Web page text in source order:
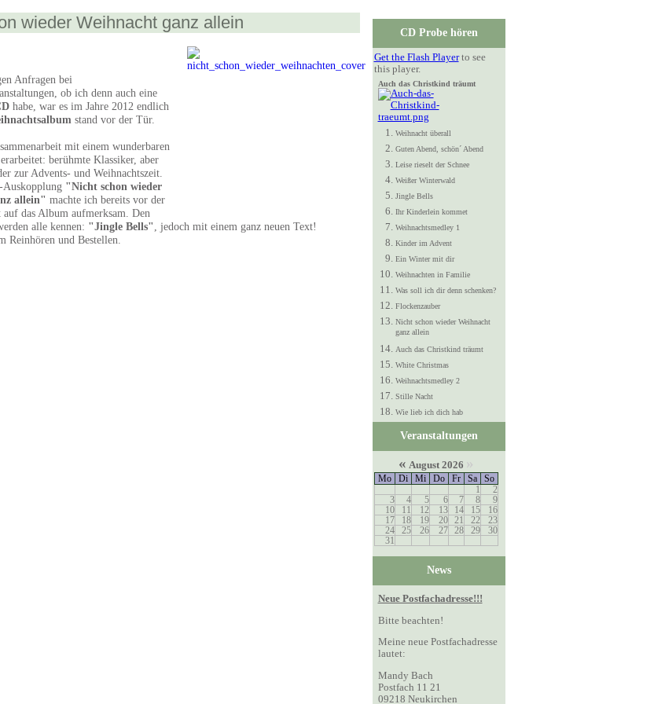
wieder Weihnacht ganz allein
Anfragen bei
ob ich denn auch eine
habe, war es im Jahre 2012 endlich
stand vor der Tür.
mit einem wunderbaren
berühmte Klassiker, aber
zur Advents- und Weihnachtszeit.
"Nicht schon wieder
allein" machte ich bereits vor der
auf das Album aufmerksam. Den
alle kennen: "Jingle Bells" , jedoch mit einem ganz neuen Text!
Reinhören und Bestellen.
CD Probe hören
Get the Flash Playerto see
this player.
Auch das Christkind träumt
Weihnacht überall
Guten Abend, schön´ Abend
Leise rieselt der Schnee
Weißer Winterwald
Jingle Bells
Ihr Kinderlein kommet
Weihnachtsmedley 1
Kinder im Advent
Ein Winter mit dir
Weihnachten in Familie
Was soll ich dir denn schenken?
Flockenzauber
Nicht schon wieder Weihnacht
ganz allein
Auch das Christkind träumt
White Christmas
Weihnachtsmedley 2
Stille Nacht
Wie lieb ich dich hab
Veranstaltungen
« August 2026 »
Mo Di Mi Do Fr Sa
So
1
2
3
4 5 6 7 8
9
10
11 12 13 14 15
16
17
18 19 20 21 22
23
24
25 26 27 28 29
30
31
News
Neue Postfachadresse!!!
Bitte beachten!
Meine neue Postfachadresse
lautet:
Mandy Bach
Postfach 11 21
09218 Neukirchen